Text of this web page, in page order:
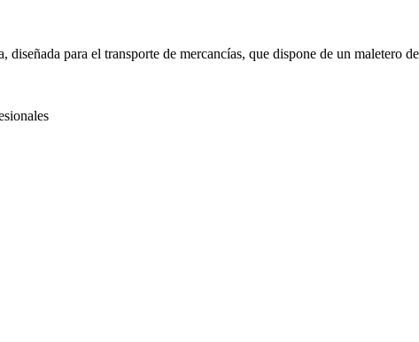
para el transporte de mercancías, que dispone de un maletero